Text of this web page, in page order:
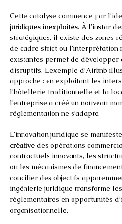
Cette catalyse commence par
juridiques inexploités. À l’instar
stratégiques, il existe des zones
de cadre strict ou l’interprétation
existantes permet de développer
disruptifs. L’exemple d’Airbnb
approche : en exploitant les
l’hôtellerie traditionnelle et la
l’entreprise a créé un nouveau
réglementation ne s’adapte.
L’innovation juridique se
créative des opérations
contractuels innovants, les
ou les mécanismes de
concilier des objectifs
ingénierie juridique transforme
réglementaires en opportunités
organisationnelle.